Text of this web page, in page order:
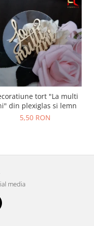
tort "La multi
din plexiglas si lemn
5,50 RON
media